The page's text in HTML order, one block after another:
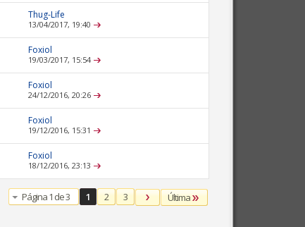
Thug-Life
13/04/2017, 19:40
Foxiol
19/03/2017, 15:54
Foxiol
24/12/2016, 20:26
Foxiol
19/12/2016, 15:31
Foxiol
18/12/2016, 23:13
Página 1 de 3 1 2 3 Última